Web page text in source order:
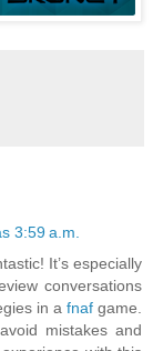
3:59 a.m.
It’s especially
conversations
in a fnafgame.
mistakes and